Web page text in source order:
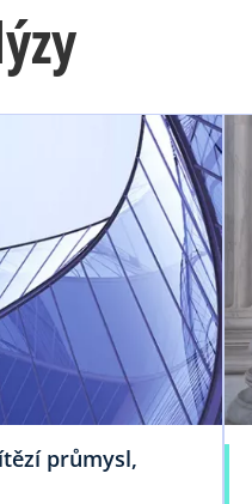
průmysl,